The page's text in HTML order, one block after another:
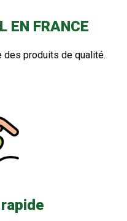
EN FRANCE
des produits de qualité.